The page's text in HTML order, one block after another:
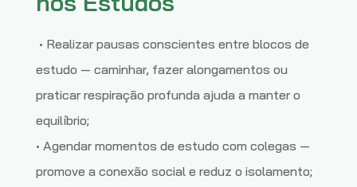
• Realizar pausas conscientes entre blocos de
estudo — caminhar, fazer alongamentos ou
praticar respiração profunda ajuda a manter o
equilíbrio;
• Agendar momentos de estudo com colegas —
promove a conexão social e reduz o isolamento;